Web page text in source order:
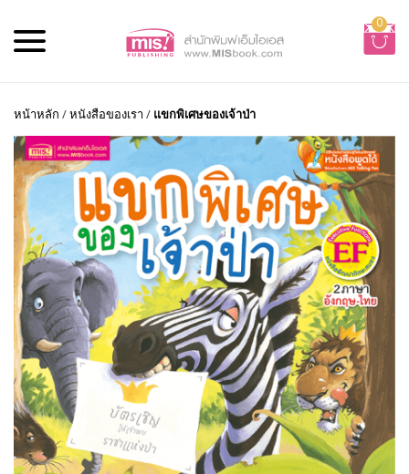
0
หน้าหลัก /หนังสือของเรา / แขกพิเศษของเจ้าป่า